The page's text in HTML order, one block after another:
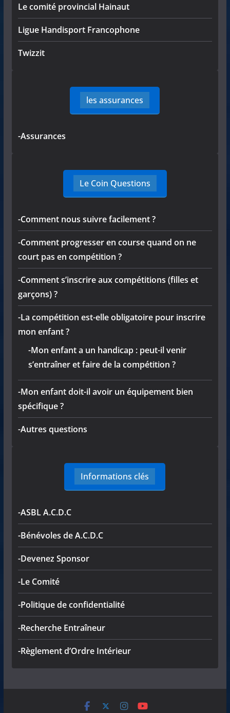
Le comité provincial Hainaut
Ligue Handisport Francophone
Twizzit
les assurances
-Assurances
Le Coin Questions
-Comment nous suivre facilement ?
-Comment progresser en course quand on ne
court pas en compétition ?
-Comment s’inscrire aux compétitions (filles et
garçons) ?
-La compétition est-elle obligatoire pour inscrire
mon enfant ?
-Mon enfant a un handicap : peut-il venir
s’entraîner et faire de la compétition ?
-Mon enfant doit-il avoir un équipement bien
spécifique ?
-Autres questions
Informations clés
-ASBL A.C.D.C
-Bénévoles de A.C.D.C
-Devenez Sponsor
-Le Comité
-Politique de confidentialité
-Recherche Entraîneur
-Règlement d’Ordre Intérieur